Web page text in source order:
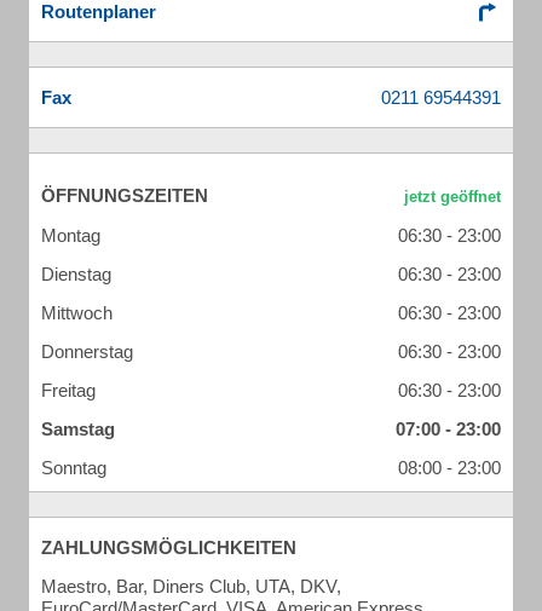
Routenplaner
Fax
ÖFFNUNGSZEITEN
Montag
06:30 - 23:00
Dienstag
06:30 - 23:00
Mittwoch
06:30 - 23:00
Donnerstag
06:30 - 23:00
Freitag
06:30 - 23:00
Samstag
07:00 - 23:00
Sonntag
08:00 - 23:00
ZAHLUNGSMÖGLICHKEITEN
Maestro, Bar, Diners Club, UTA, DKV,